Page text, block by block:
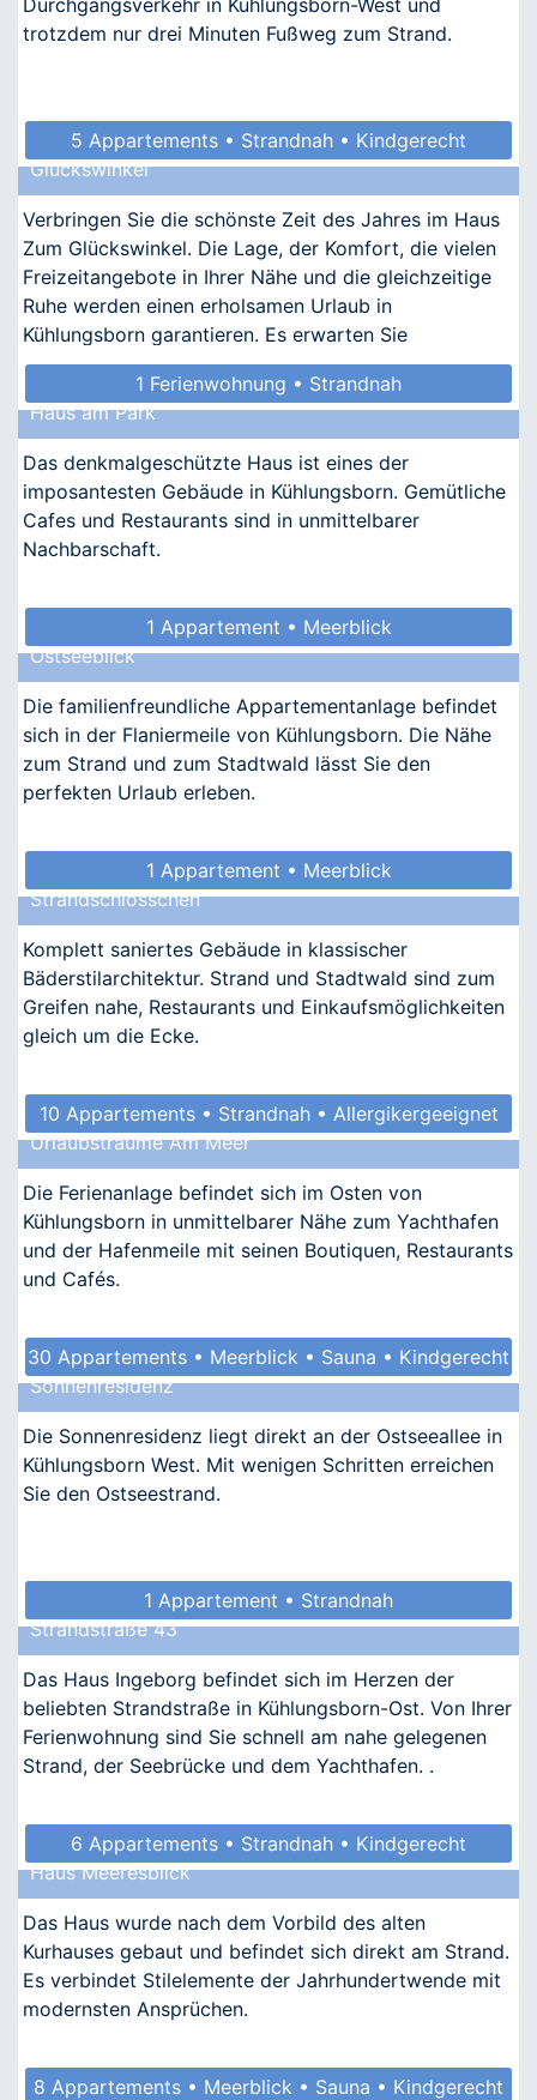
trotzdem nur drei Minuten Fußweg zum Strand.
5 Appartements • Strandnah • Kindgerecht
Glückswinkel
Verbringen Sie die schönste Zeit des Jahres im Haus
Zum Glückswinkel. Die Lage, der Komfort, die vielen
Freizeitangebote in Ihrer Nähe und die gleichzeitige
Ruhe werden einen erholsamen Urlaub in
Kühlungsborn garantieren. Es erwarten Sie
nostalgischer Ch
1 Ferienwohnung • Strandnah
Haus am Park
Das denkmalgeschützte Haus ist eines der
imposantesten Gebäude in Kühlungsborn. Gemütliche
Cafes und Restaurants sind in unmittelbarer
Nachbarschaft.
1 Appartement • Meerblick
Ostseeblick
Die familienfreundliche Appartementanlage befindet
sich in der Flaniermeile von Kühlungsborn. Die Nähe
zum Strand und zum Stadtwald lässt Sie den
perfekten Urlaub erleben.
1 Appartement • Meerblick
Strandschlösschen
Komplett saniertes Gebäude in klassischer
Bäderstilarchitektur. Strand und Stadtwald sind zum
Greifen nahe, Restaurants und Einkaufsmöglichkeiten
gleich um die Ecke.
10 Appartements • Strandnah • Allergikergeeignet
Urlaubsträume Am Meer
Die Ferienanlage befindet sich im Osten von
Kühlungsborn in unmittelbarer Nähe zum Yachthafen
und der Hafenmeile mit seinen Boutiquen, Restaurants
und Cafés.
30 Appartements • Meerblick • Sauna • Kindgerecht
Sonnenresidenz
Die Sonnenresidenz liegt direkt an der Ostseeallee in
Kühlungsborn West. Mit wenigen Schritten erreichen
Sie den Ostseestrand.
1 Appartement • Strandnah
Strandstraße 43
Das Haus Ingeborg befindet sich im Herzen der
beliebten Strandstraße in Kühlungsborn-Ost. Von Ihrer
Ferienwohnung sind Sie schnell am nahe gelegenen
Strand, der Seebrücke und dem Yachthafen. .
6 Appartements • Strandnah • Kindgerecht
Haus Meeresblick
Das Haus wurde nach dem Vorbild des alten
Kurhauses gebaut und befindet sich direkt am Strand.
Es verbindet Stilelemente der Jahrhundertwende mit
modernsten Ansprüchen.
8 Appartements • Meerblick • Sauna • Kindgerecht